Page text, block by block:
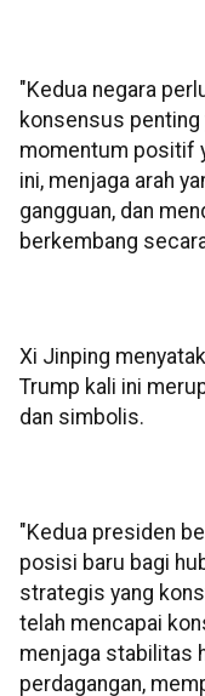
"Kedua negara
konsensus penting
momentum positif
ini, menjaga arah
gangguan, dan
berkembang
Xi Jinping
Trump kali ini
dan simbolis.
"Kedua presiden
posisi baru bagi
strategis yang
telah mencapai
menjaga stabilitas
perdagangan,